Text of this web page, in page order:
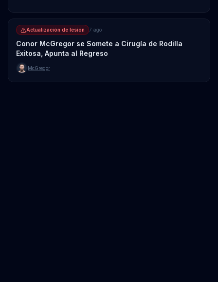
Actualización de lesión 7 ago
Conor McGregor se Somete a Cirugía de Rodilla
Exitosa, Apunta al Regreso
McGregor